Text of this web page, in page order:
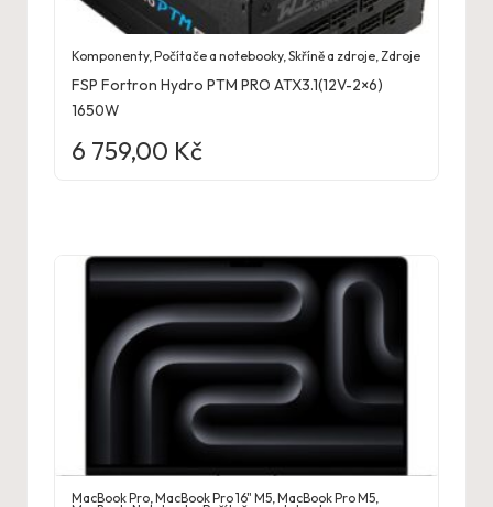
Komponenty,Počítače a notebooky,Skříně a zdroje,Zdroje
FSP Fortron Hydro PTM PRO ATX3.1(12V-2×6)
1650W
6 759,00 Kč
MacBook Pro,MacBook Pro 16" M5,MacBook Pro M5,